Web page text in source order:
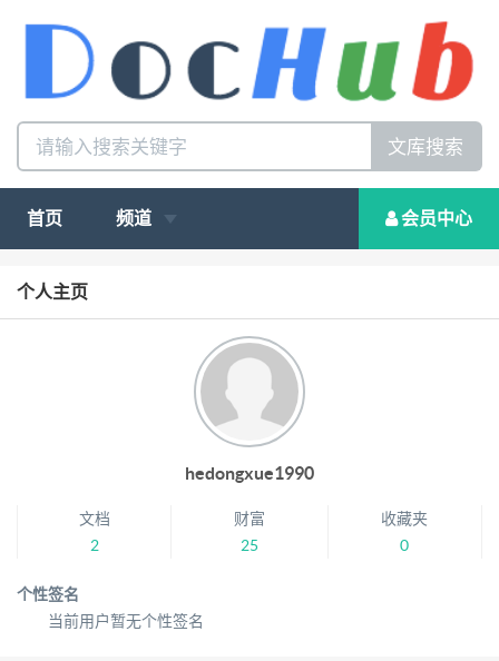
文库搜索
首页 频道 会员中心
个人主页
hedongxue1990
文档
2
财富
25
收藏夹
0
个性签名
当前用户暂无个性签名